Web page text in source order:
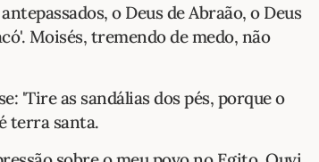
o Deus de Abraão, o Deus
Moisés, tremendo de medo, não
'Tire as sandálias dos pés, porque o
terra santa.